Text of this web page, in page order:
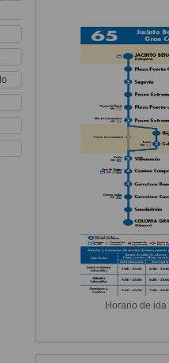
Horario de